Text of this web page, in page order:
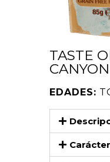
TASTE
EDADES: